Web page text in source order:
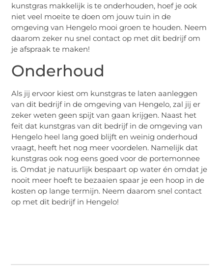
kunstgras makkelijk is te onderhouden, hoef je ook
niet veel moeite te doen om jouw tuin in de
omgeving van Hengelo mooi groen te houden. Neem
daarom zeker nu snel contact op met dit bedrijf om
je afspraak te maken!
Onderhoud
Als jij ervoor kiest om kunstgras te laten aanleggen
van dit bedrijf in de omgeving van Hengelo, zal jij er
zeker weten geen spijt van gaan krijgen. Naast het
feit dat kunstgras van dit bedrijf in de omgeving van
Hengelo heel lang goed blijft en weinig onderhoud
vraagt, heeft het nog meer voordelen. Namelijk dat
kunstgras ook nog eens goed voor de portemonnee
is. Omdat je natuurlijk bespaart op water én omdat je
nooit meer hoeft te bezaaien spaar je een hoop in de
kosten op lange termijn. Neem daarom snel contact
op met dit bedrijf in Hengelo!